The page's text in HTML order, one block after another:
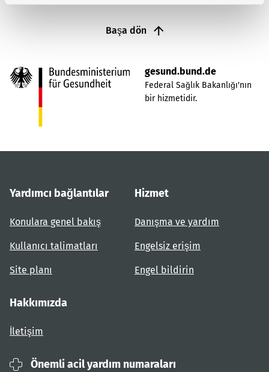
Başa dön
gesund.bund.de
Federal Sağlık Bakanlığı'nın
bir hizmetidir.
Yardımcı bağlantılar
Konulara genel bakış
Kullanıcı talimatları
Site planı
Hizmet
Danışma ve yardım
Engelsiz erişim
Engel bildirin
Hakkımızda
İletişim
Önemli acil yardım numaraları